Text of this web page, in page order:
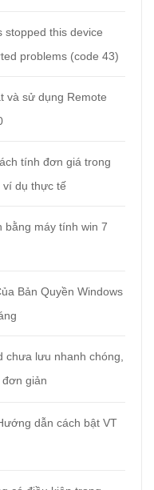
stopped this device
problems (code 43)
và sử dụng Remote
tính đơn giá trong
ví dụ thực tế
bằng máy tính win 7
Bản Quyền Windows
chưa lưu nhanh chóng,
giản
dẫn cách bật VT